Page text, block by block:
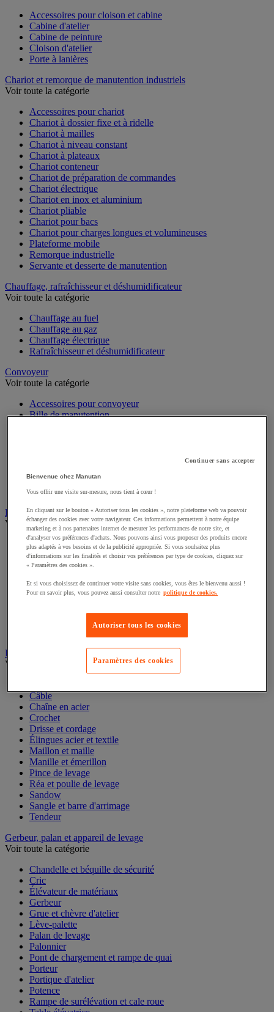
Accessoires pour cloison et cabine
Cabine d'atelier
Cabine de peinture
Cloison d'atelier
Porte à lanières
Chariot et remorque de manutention industriels
Voir toute la catégorie
Accessoires pour chariot
Chariot à dossier fixe et à ridelle
Chariot à mailles
Chariot à niveau constant
Chariot à plateaux
Chariot conteneur
Chariot de préparation de commandes
Chariot électrique
Chariot en inox et aluminium
Chariot pliable
Chariot pour bacs
Chariot pour charges longues et volumineuses
Plateforme mobile
Remorque industrielle
Servante et desserte de manutention
Chauffage, rafraîchisseur et déshumidificateur
Voir toute la catégorie
Chauffage au fuel
Chauffage au gaz
Chauffage électrique
Rafraîchisseur et déshumidificateur
Convoyeur
Voir toute la catégorie
Accessoires pour convoyeur
Bille de manutention
Rouleau de manutention et galet pour convoyeur
Table à billes
Diable
Voir toute la catégorie
Accessoires pour diable
Diable acier
Diable aluminium et inox
Diable escalier
Diable pliant
Élingue et accessoires de levage
Voir toute la catégorie
Câble
Chaîne en acier
Crochet
Drisse et cordage
Élingues acier et textile
Maillon et maille
Manille et émerillon
Pince de levage
Réa et poulie de levage
Sandow
Sangle et barre d'arrimage
Tendeur
Gerbeur, palan et appareil de levage
Voir toute la catégorie
Chandelle et béquille de sécurité
Cric
Élévateur de matériaux
Gerbeur
Grue et chèvre d'atelier
Lève-palette
Palan de levage
Palonnier
Pont de chargement et rampe de quai
Porteur
Portique d'atelier
Potence
Rampe de surélévation et cale roue
Continuer sans accepter
Bienvenue chez Manutan
Vous offrir une visite sur-mesure, nous tient à cœur !
En cliquant sur le bouton « Autoriser tous les cookies », notre plateforme web va pouvoir
échanger des cookies avec votre navigateur. Ces informations permettent à notre équipe
marketing et à nos partenaires internet de mesurer les performances de notre site, et
d'analyser vos préférences d'achats. Nous pouvons ainsi vous proposer des produits encore
plus adaptés à vos besoins et de la publicité appropriée. Si vous souhaitez plus
d'informations sur les finalités et choisir vos préférences par type de cookies, cliquez sur
« Paramètres des cookies ».
Et si vous choisissez de continuer votre visite sans cookies, vous êtes le bienvenu aussi !
Pour en savoir plus, vous pouvez aussi consulter notre politique de cookies.
Autoriser tous les cookies
Paramètres des cookies